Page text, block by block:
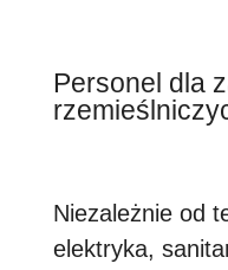
Personel dla
Niezależnie od
elektryka,